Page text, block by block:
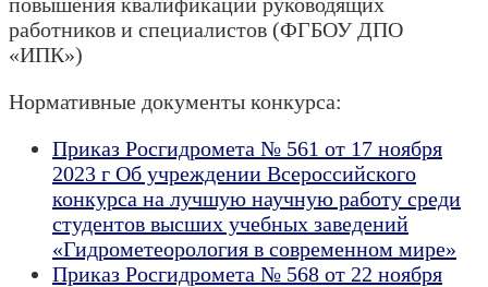
работников и специалистов (ФГБОУ ДПО
«ИПК»)
Нормативные документы конкурса:
Приказ Росгидромета № 561 от 17 ноября
2023 г Об учреждении Всероссийского
конкурса на лучшую научную работу среди
студентов высших учебных заведений
«Гидрометеорология в современном мире»
Приказ Росгидромета № 568 от 22 ноября